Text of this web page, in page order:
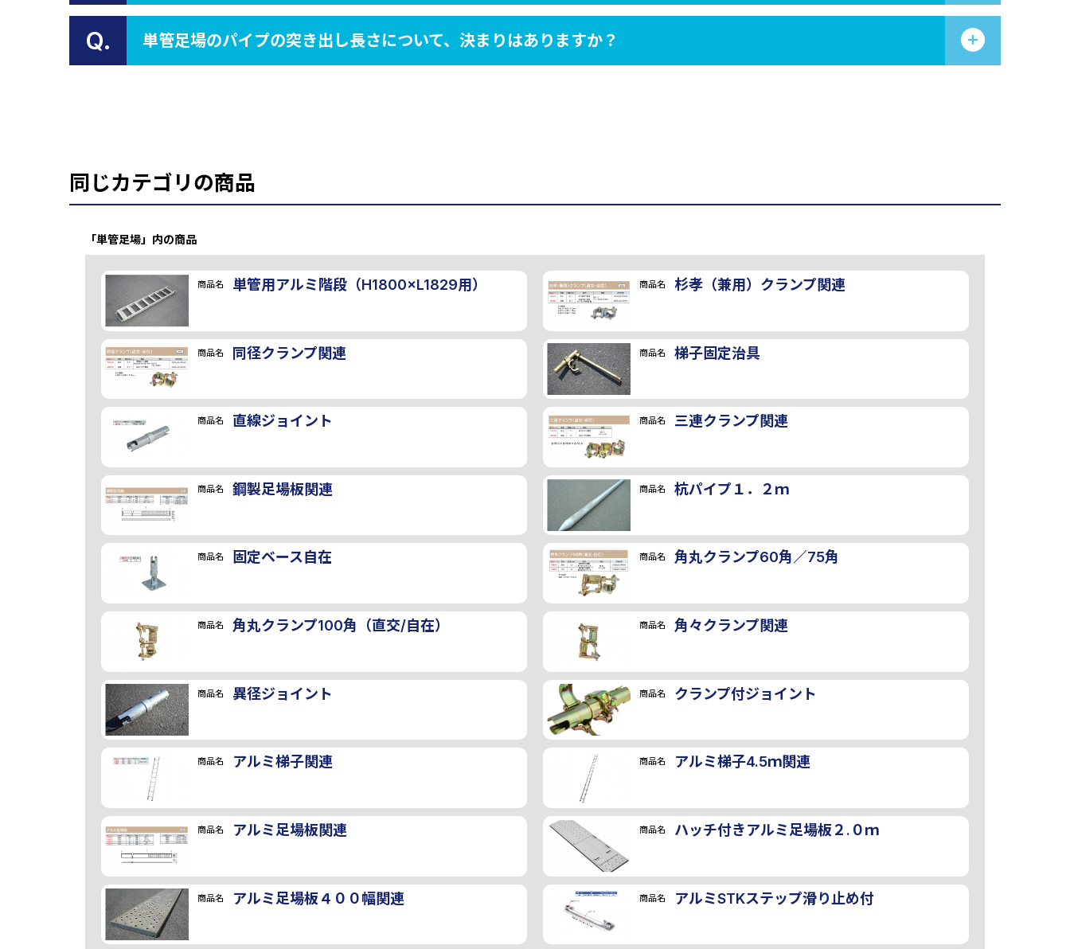
Q. 単管足場のパイプの突き出し長さについて、決まりはありますか？
同じカテゴリの商品
「単管足場」内の商品
商品名 単管用アルミ階段（H1800×L1829用） 商品名 杉孝（兼用）クランプ関連
商品名 同径クランプ関連 商品名 梯子固定治具
商品名 直線ジョイント 商品名 三連クランプ関連
商品名 鋼製足場板関連 商品名 杭パイプ１．２ｍ
商品名 固定ベース自在 商品名 角丸クランプ60角／75角
商品名 角丸クランプ100角（直交/自在） 商品名 角々クランプ関連
商品名 異径ジョイント 商品名 クランプ付ジョイント
商品名 アルミ梯子関連 商品名 アルミ梯子4.5ｍ関連
商品名 アルミ足場板関連 商品名 ハッチ付きアルミ足場板２.０ｍ
商品名 アルミ足場板４００幅関連 商品名 アルミSTKステップ滑り止め付